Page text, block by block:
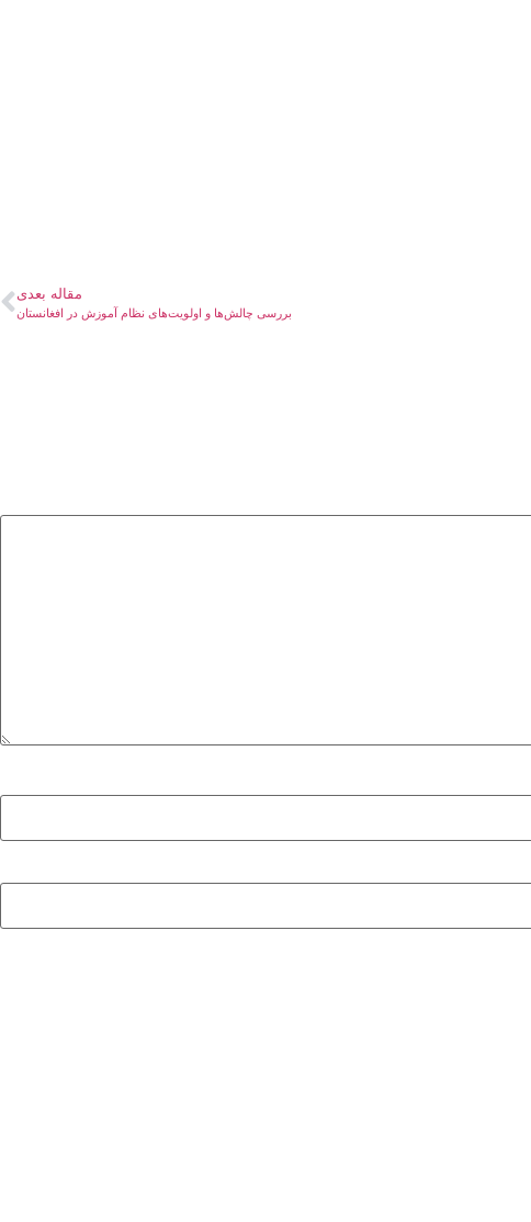
مقاله بعدی
بررسی چالش‌ها و اولویت‌های نظام آموزش در افغانستان